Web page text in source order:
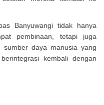
Banyuwangi tidak hanya
pembinaan, tetapi juga
daya manusia yang
kembali dengan